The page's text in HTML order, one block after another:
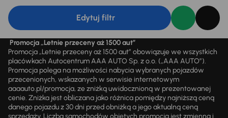
Edytuj filtr
Promocja „Letnie przeceny aż 1500 aut”
Promocja „Letnie przeceny aż 1500 aut” obowiązuje we wszystkich
placówkach Autocentrum AAA AUTO Sp. z o.o. („AAA AUTO”).
Promocja polega na możliwości nabycia wybranych pojazdów
przecenionych, wskazanych w serwisie internetowym
aaaauto.pl/promocja, ze zniżką uwidocznioną w prezentowanej
cenie. Zniżka jest obliczana jako różnica pomiędzy najniższą ceną
danego pojazdu z 30 dni przed obniżką a jego aktualną ceną
sprzedaży. Liczba samochodów objętych promocją jest zmienna i